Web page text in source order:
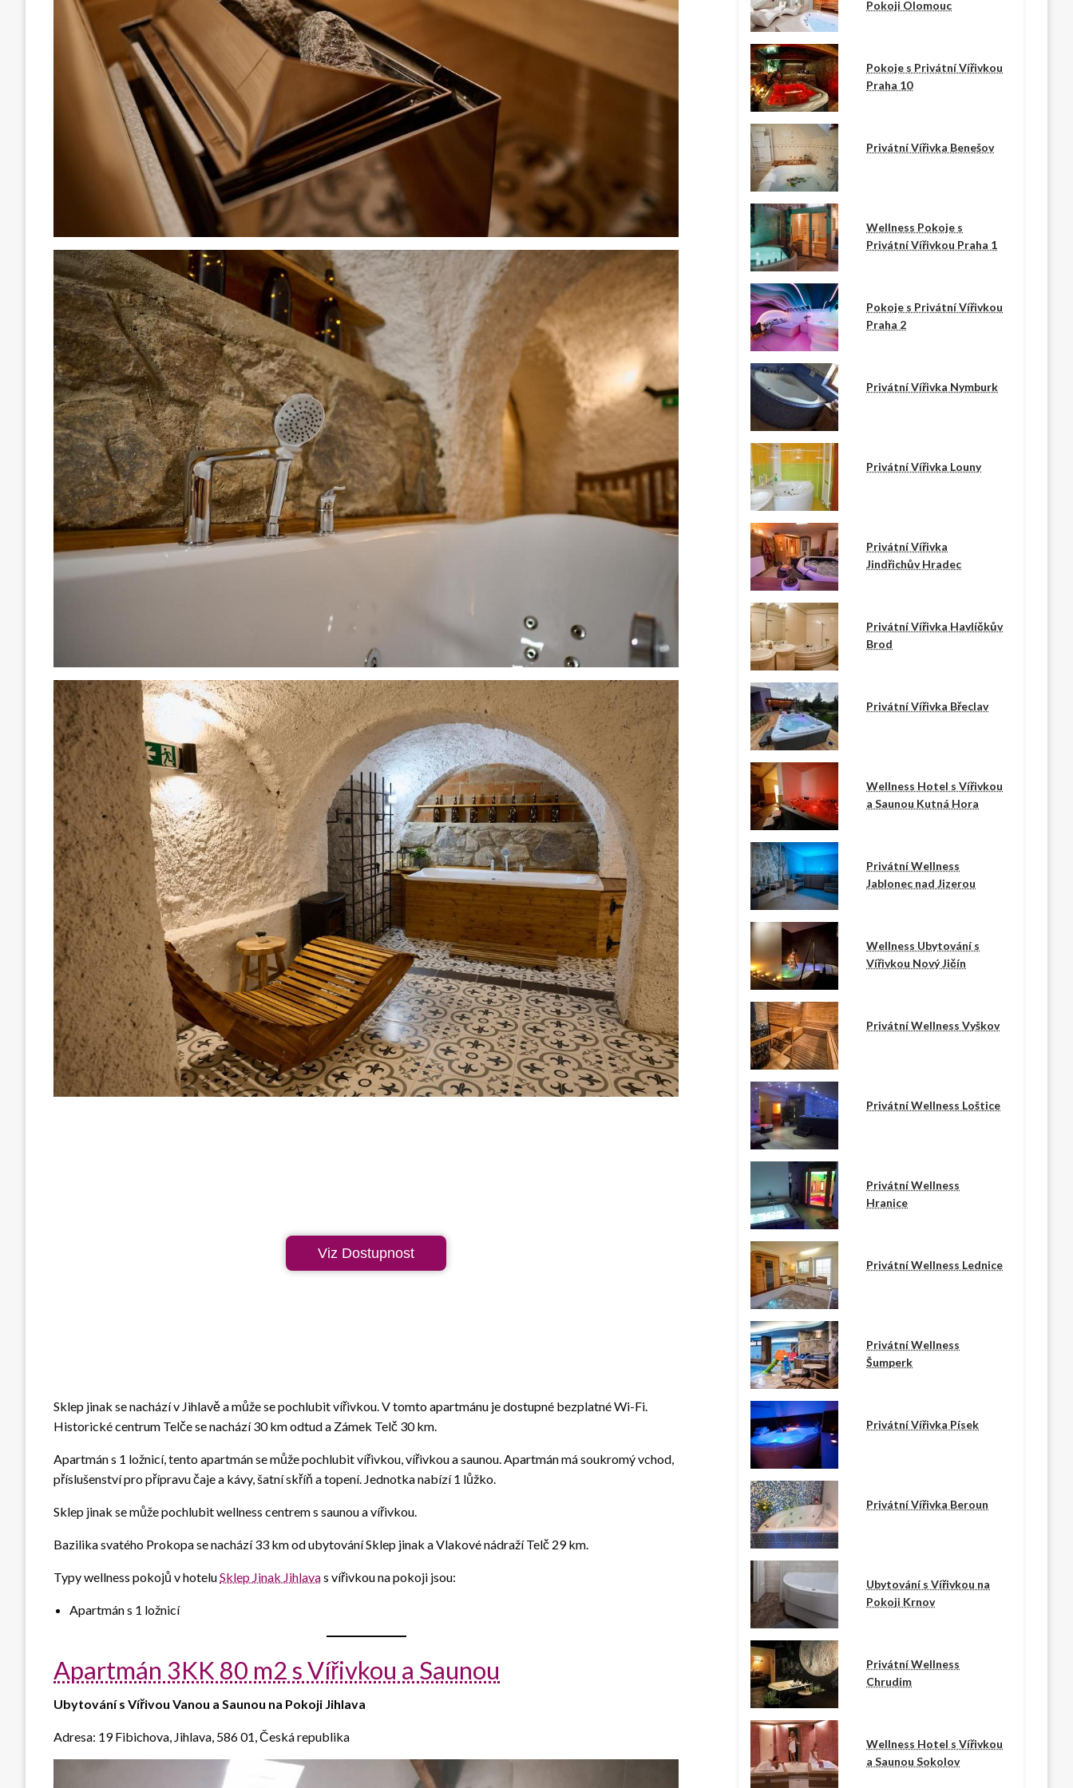
Viz Dostupnost
Sklep jinak se nachází v Jihlavě a může se pochlubit vířivkou. V tomto apartmánu je dostupné bezplatné Wi-Fi.
Historické centrum Telče se nachází 30 km odtud a Zámek Telč 30 km.
Apartmán s 1 ložnicí, tento apartmán se může pochlubit vířivkou, vířivkou a saunou. Apartmán má soukromý vchod,
příslušenství pro přípravu čaje a kávy, šatní skříň a topení. Jednotka nabízí 1 lůžko.
Sklep jinak se může pochlubit wellness centrem s saunou a vířivkou.
Bazilika svatého Prokopa se nachází 33 km od ubytování Sklep jinak a Vlakové nádraží Telč 29 km.
Typy wellness pokojů v hoteluSklep Jinak Jihlavas vířivkou na pokoji jsou:
Apartmán s 1 ložnicí
Apartmán 3KK 80 m2 s Vířivkou a Saunou
Ubytování s Vířivou Vanou a Saunou na Pokoji Jihlava
Adresa: 19 Fibichova, Jihlava, 586 01, Česká republika
Pokoji Olomouc
Pokoje s Privátní Vířivkou
Praha 10
Privátní Vířivka Benešov
Wellness Pokoje s
Privátní Vířivkou Praha 1
Pokoje s Privátní Vířivkou
Praha 2
Privátní Vířivka Nymburk
Privátní Vířivka Louny
Privátní Vířivka
Jindřichův Hradec
Privátní Vířivka Havlíčkův
Brod
Privátní Vířivka Břeclav
Wellness Hotel s Vířivkou
a Saunou Kutná Hora
Privátní Wellness
Jablonec nad Jizerou
Wellness Ubytování s
Vířivkou Nový Jičín
Privátní Wellness Vyškov
Privátní Wellness Loštice
Privátní Wellness
Hranice
Privátní Wellness Lednice
Privátní Wellness
Šumperk
Privátní Vířivka Písek
Privátní Vířivka Beroun
Ubytování s Vířivkou na
Pokoji Krnov
Privátní Wellness
Chrudim
Wellness Hotel s Vířivkou
a Saunou Sokolov